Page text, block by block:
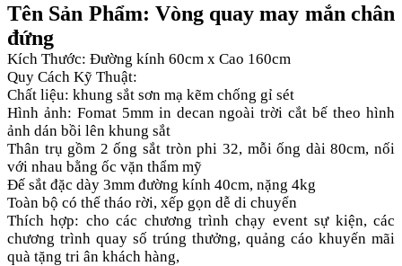
Tên Sản Phẩm: Vòng quay may mắn chân
đứng
Kích Thước: Đường kính 60cm x Cao 160cm
Quy Cách Kỹ Thuật:
Chất liệu: khung sắt sơn mạ kẽm chống gỉ sét
Hình ảnh: Fomat 5mm in decan ngoài trời cắt bế theo hình
ảnh dán bồi lên khung sắt
Thân trụ gồm 2 ống sắt tròn phi 32, mỗi ống dài 80cm, nối
với nhau bằng ốc vặn thẩm mỹ
Đế sắt đặc dày 3mm đường kính 40cm, nặng 4kg
Toàn bộ có thể tháo rời, xếp gọn dễ di chuyển
Thích hợp: cho các chương trình chạy event sự kiện, các
chương trình quay số trúng thưởng, quảng cáo khuyến mãi
quà tặng tri ân khách hàng,